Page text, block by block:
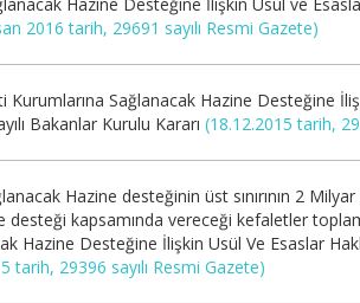
2016 tarih, 29691 sayılı Resmi Gazete)
Kurumlarına Sağlanacak Hazine Desteğine
Bakanlar Kurulu Kararı (18.12.2015 tarih,
Hazine desteğinin üst sınırının 2
desteği kapsamında vereceği kefaletler
Hazine Desteğine İlişkin Usül Ve Esaslar
tarih, 29396 sayılı Resmi Gazete)